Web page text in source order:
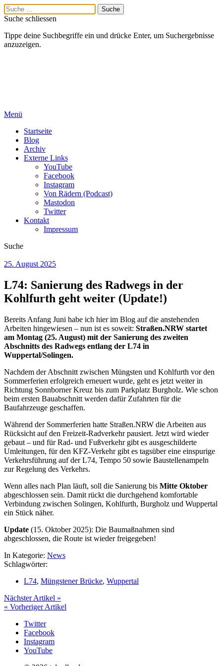
Suche schliessen
Tippe deine Suchbegriffe ein und drücke Enter, um Suchergebnisse
anzuzeigen.
Menü
Startseite
Blog
Archiv
Externe Links
YouTube
Facebook
Instagram
Von Rädern (Podcast)
Mastodon
Twitter
Kontakt
Impressum
Suche
25. August 2025
L74: Sanierung des Radwegs in der
Kohlfurth geht weiter (Update!)
Bereits Anfang Juni habe ich hier im Blog auf die anstehenden
Arbeiten hingewiesen – nun ist es soweit: Straßen.NRW startet
am Montag (25. August) mit der Sanierung des zweiten
Abschnitts des Radwegs entlang der L74 in
Wuppertal/Solingen.
Nachdem der Abschnitt zwischen Müngsten und Kohlfurth vor den
Sommerferien erfolgreich erneuert wurde, geht es jetzt weiter in
Richtung Sonnborner Kreuz bis zum Parkplatz Burgholz. Wie schon
beim ersten Bauabschnitt werden dafür Zufahrten für die
Baufahrzeuge geschaffen.
Während der Sommerferien hatte Straßen.NRW die Arbeiten aus
Rücksicht auf den Freizeit-Radverkehr pausiert. Jetzt wird wieder
gebaut – und für Rad- und Fußverkehr gibt es ausgeschilderte
Umleitungen, für den KFZ-Verkehr gibt es tagsüber eine einspurige
Verkehrsführung auf der L74, Tempo 50 sowie Baustellenampeln
zur Regelung des Verkehrs.
Wenn alles nach Plan läuft, soll die Sanierung bis Mitte Oktober
abgeschlossen sein. Damit rückt die durchgehend komfortable
Verbindung zwischen Solingen, Kohlfurth, Burgholz und Wuppertal
ein Stück näher.
Update (15. Oktober 2025): Die Baumaßnahmen sind
abgeschlossen, die Route ist wieder freigegeben!
In Kategorie: News
Schlagwörter:
L74, Müngstener Brücke, Wuppertal
Nächster Artikel »
« Vorheriger Artikel
Twitter
Facebook
Instagram
YouTube